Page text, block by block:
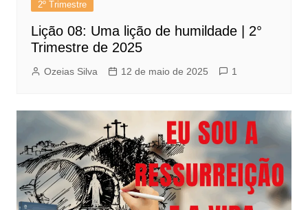
2º Trimestre
Lição 08: Uma lição de humildade | 2°
Trimestre de 2025
Ozeias Silva 12 de maio de 2025 1